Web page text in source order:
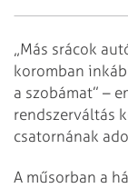
„Más srácok
koromban
a szobámat” –
rendszerváltás
csatornának
A műsorban a